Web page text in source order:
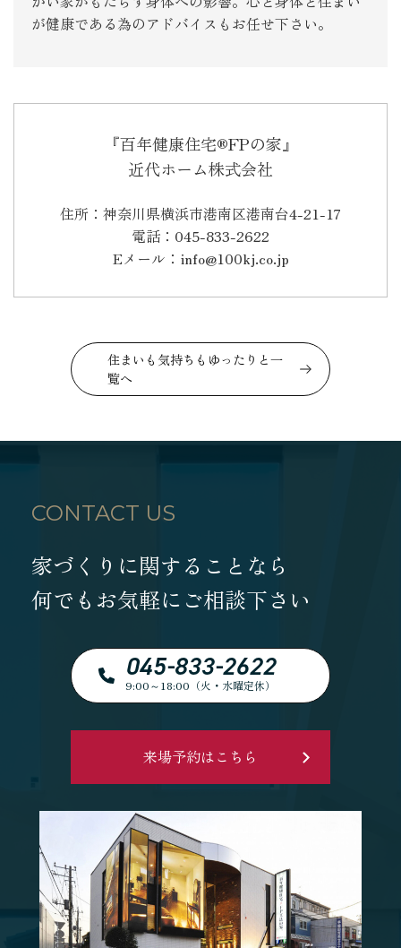
が健康である為のアドバイスもお任せ下さい。
『百年健康住宅®FPの家』
近代ホーム株式会社
住所：神奈川県横浜市港南区港南台4-21-17
電話：045-833-2622
Eメール：info@100kj.co.jp
住まいも気持ちもゆったりと一
覧へ
CONTACT US
家づくりに関することなら
何でもお気軽にご相談下さい
045-833-2622
9:00～18:00（火・水曜定休）
来場予約はこちら